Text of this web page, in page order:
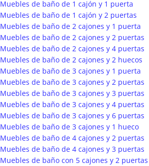
Muebles de baño de 1 cajón y 1 puerta
Muebles de baño de 1 cajón y 2 puertas
Muebles de baño de 2 cajones y 1 puerta
Muebles de baño de 2 cajones y 2 puertas
Muebles de baño de 2 cajones y 4 puertas
Muebles de baño de 2 cajones y 2 huecos
Muebles de baño de 3 cajones y 1 puerta
Muebles de baño de 3 cajones y 2 puertas
Muebles de baño de 3 cajones y 3 puertas
Muebles de baño de 3 cajones y 4 puertas
Muebles de baño de 3 cajones y 6 puertas
Muebles de baño de 3 cajones y 1 hueco
Muebles de baño de 4 cajones y 2 puertas
Muebles de baño de 4 cajones y 3 puertas
Muebles de baño con 5 cajones y 2 puertas